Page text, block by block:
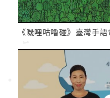
《嘰哩咕嚕碰》臺灣手